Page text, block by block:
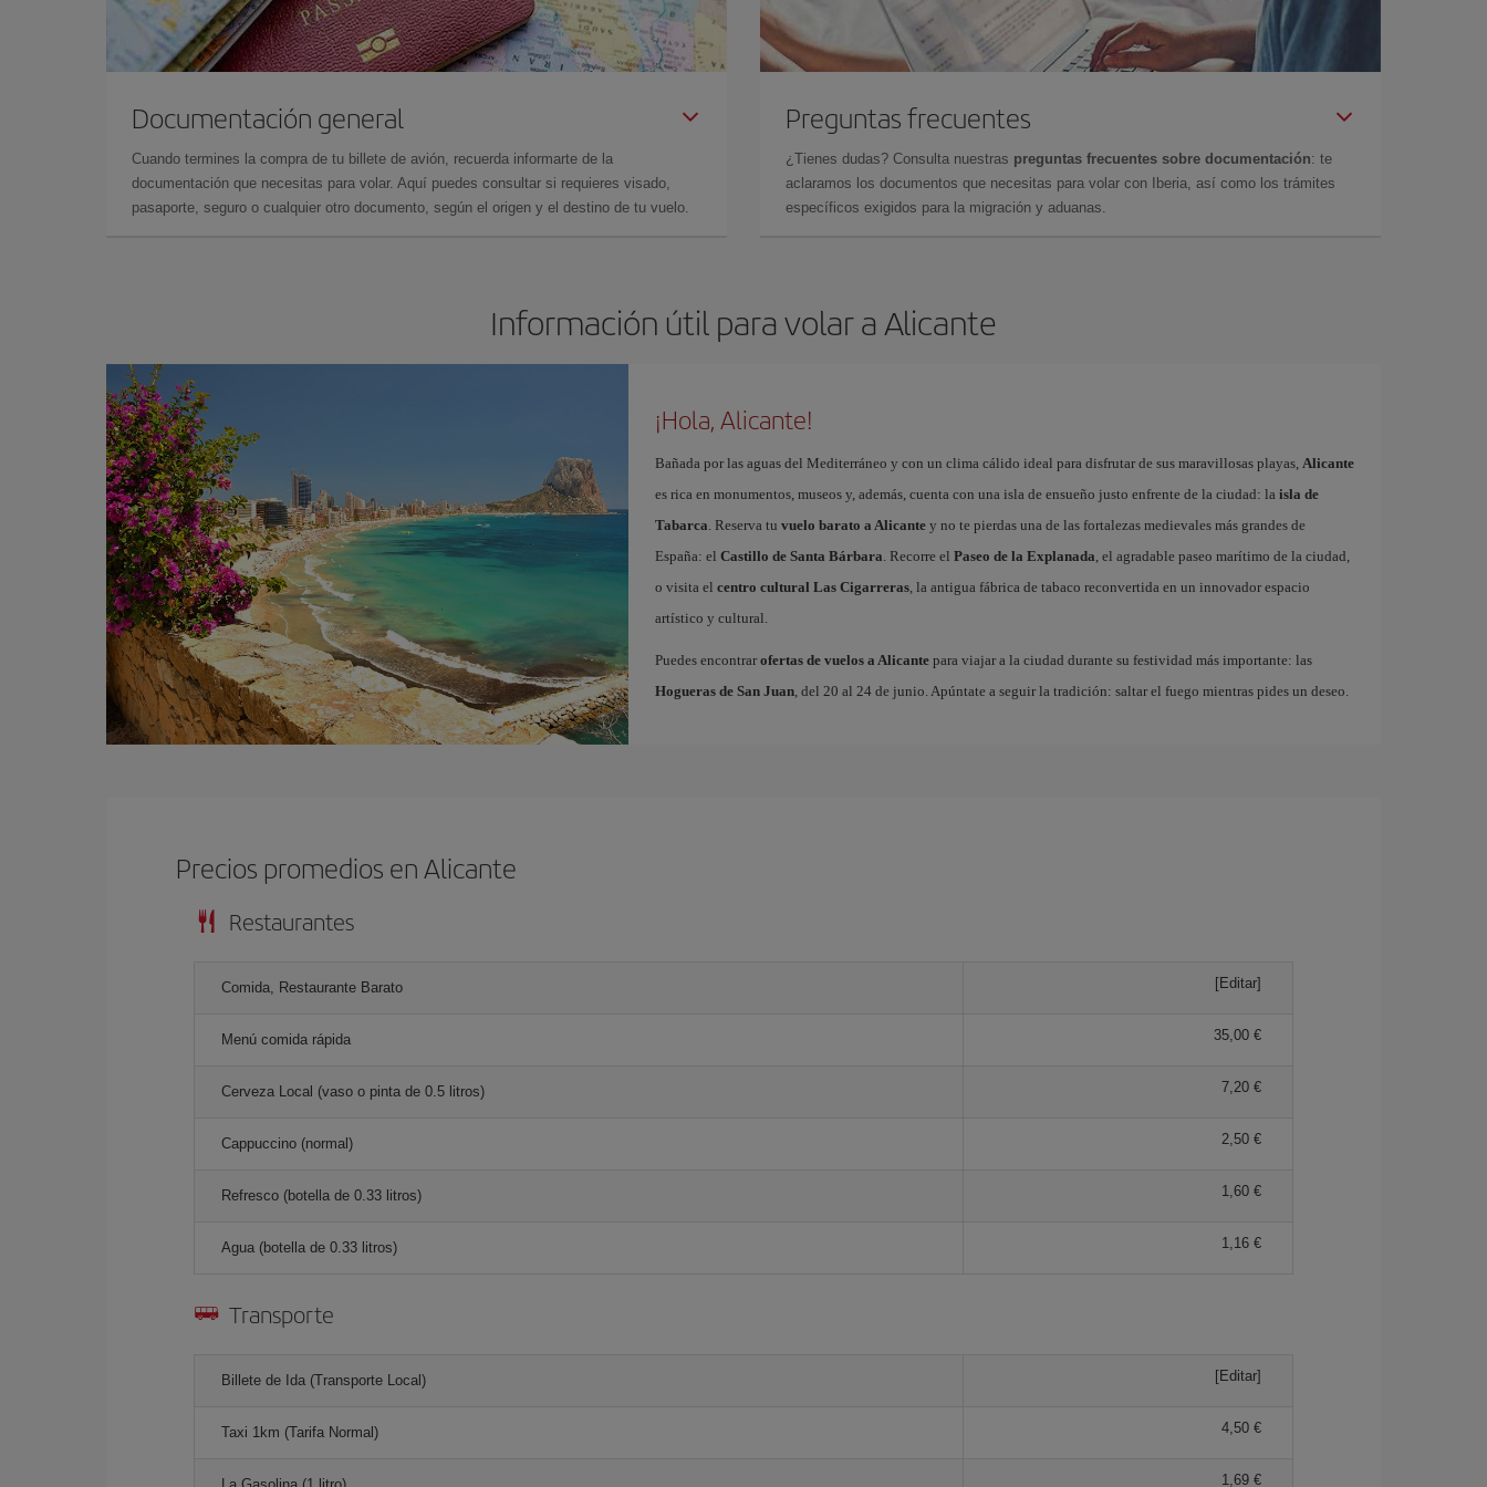
Documentación general
Cuando termines la compra de tu billete de avión, recuerda informarte de la
documentación que necesitas para volar. Aquí puedes consultar si requieres visado,
pasaporte, seguro o cualquier otro documento, según el origen y el destino de tu vuelo.
Preguntas frecuentes
¿Tienes dudas? Consulta nuestras preguntas frecuentes sobre documentación: te
aclaramos los documentos que necesitas para volar con Iberia, así como los trámites
específicos exigidos para la migración y aduanas.
Información útil para volar a Alicante
¡Hola, Alicante!
Bañada por las aguas del Mediterráneo y con un clima cálido ideal para disfrutar de sus maravillosas playas, Alicante
es rica en monumentos, museos y, además, cuenta con una isla de ensueño justo enfrente de la ciudad: la isla de
Tabarca. Reserva tu vuelo barato a Alicantey no te pierdas una de las fortalezas medievales más grandes de
España: el Castillo de Santa Bárbara. Recorre el Paseo de la Explanada, el agradable paseo marítimo de la ciudad,
o visita el centro cultural Las Cigarreras, la antigua fábrica de tabaco reconvertida en un innovador espacio
artístico y cultural.
Puedes encontrar ofertas de vuelos a Alicantepara viajar a la ciudad durante su festividad más importante: las
Hogueras de San Juan, del 20 al 24 de junio. Apúntate a seguir la tradición: saltar el fuego mientras pides un deseo.
Precios promedios en Alicante
Restaurantes
Comida, Restaurante Barato [Editar]
Menú comida rápida 35,00 €
Cerveza Local (vaso o pinta de 0.5 litros) 7,20 €
Cappuccino (normal) 2,50 €
Refresco (botella de 0.33 litros) 1,60 €
Agua (botella de 0.33 litros) 1,16 €
Transporte
Billete de Ida (Transporte Local) [Editar]
Taxi 1km (Tarifa Normal) 4,50 €
1,69 €